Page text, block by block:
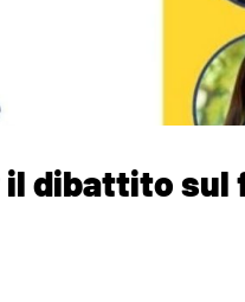
il dibattito sul